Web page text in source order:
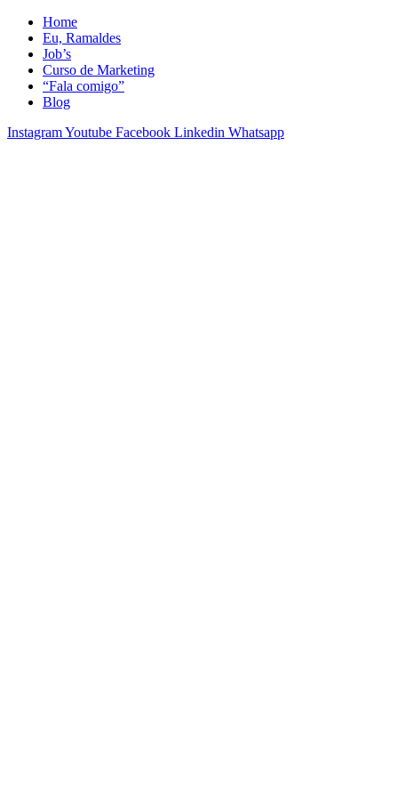
Home
Eu, Ramaldes
Job’s
Curso de Marketing
“Fala comigo”
Blog
InstagramYoutube Facebook Linkedin Whatsapp